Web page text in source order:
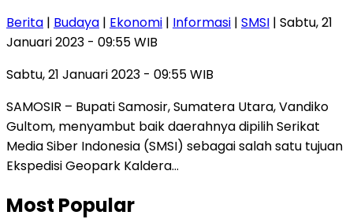
Berita | Budaya | Ekonomi | Informasi | SMSI | Sabtu, 21
Januari 2023 - 09:55 WIB
Sabtu, 21 Januari 2023 - 09:55 WIB
SAMOSIR – Bupati Samosir, Sumatera Utara, Vandiko
Gultom, menyambut baik daerahnya dipilih Serikat
Media Siber Indonesia (SMSI) sebagai salah satu tujuan
Ekspedisi Geopark Kaldera…
Most Popular